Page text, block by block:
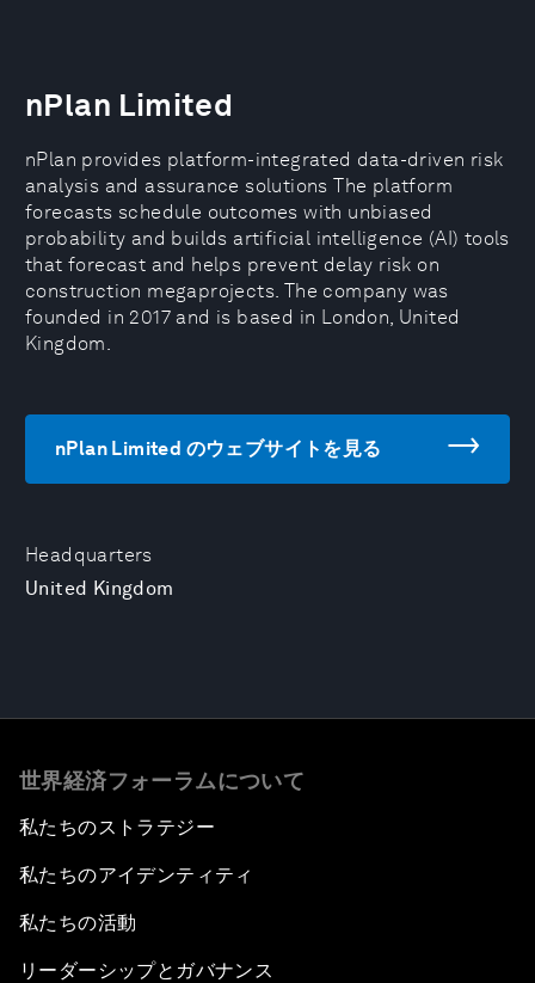
Headquarters
United Kingdom
nPlan Limited
nPlan provides platform-integrated data-driven risk
analysis and assurance solutions The platform
forecasts schedule outcomes with unbiased
probability and builds artificial intelligence (AI) tools
that forecast and helps prevent delay risk on
construction megaprojects. The company was
founded in 2017 and is based in London, United
Kingdom.
nPlan Limited のウェブサイトを見る
世界経済フォーラムについて
私たちのストラテジー
私たちのアイデンティティ
私たちの活動
リーダーシップとガバナンス